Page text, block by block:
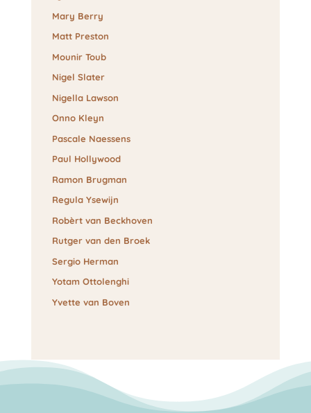
Mary Berry
Matt Preston
Mounir Toub
Nigel Slater
Nigella Lawson
Onno Kleyn
Pascale Naessens
Paul Hollywood
Ramon Brugman
Regula Ysewijn
Robèrt van Beckhoven
Rutger van den Broek
Sergio Herman
Yotam Ottolenghi
Yvette van Boven